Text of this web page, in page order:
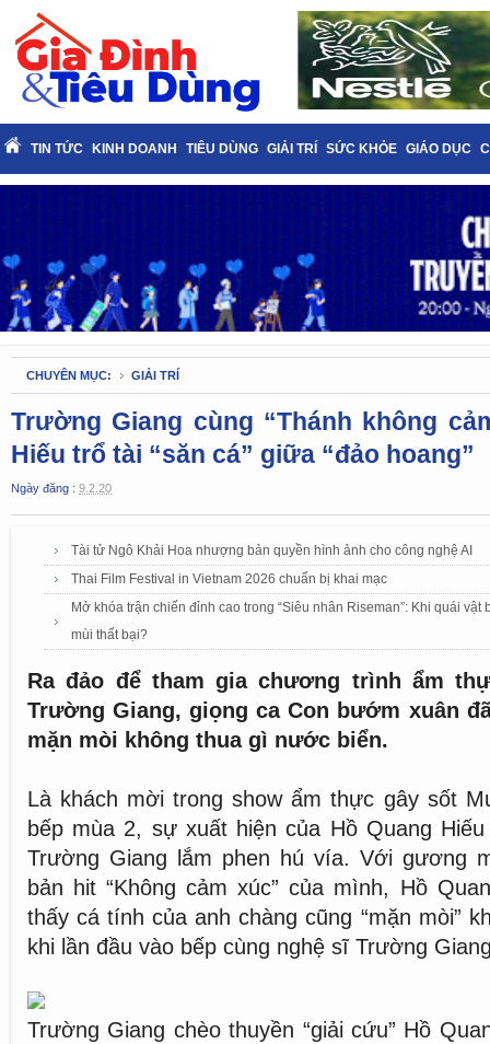
TIN TỨC KINH DOANH TIÊU DÙNG GIẢI TRÍ SỨC KHỎE GIÁO DỤC
CHUYÊN MỤC: GIẢI TRÍ
Trường Giang cùng “Thánh không
Hiếu trổ tài “săn cá” giữa “đảo hoang”
Ngày đăng : 9.2.20
Tài tử Ngô Khải Hoa nhượng bản quyền hình ảnh cho công nghệ AI
Thai Film Festival in Vietnam 2026 chuẩn bị khai mạc
Mở khóa trận chiến đỉnh cao trong “Siêu nhân Riseman”: Khi quái
mùi thất bại?
Ra đảo để tham gia chương trình ẩm
Trường Giang, giọng ca Con bướm xuân
mặn mòi không thua gì nước biển.
Là khách mời trong show ẩm thực gây sốt
bếp mùa 2, sự xuất hiện của Hồ Quang Hiếu
Trường Giang lắm phen hú vía. Với gương
bản hit “Không cảm xúc” của mình, Hồ
thấy cá tính của anh chàng cũng “mặn mòi”
khi lần đầu vào bếp cùng nghệ sĩ Trường
Trường Giang chèo thuyền “giải cứu” Hồ